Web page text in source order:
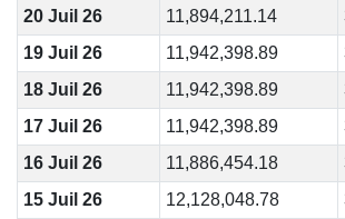
20 Juil 26
11,894,211.14
19 Juil 26
11,942,398.89
18 Juil 26
11,942,398.89
17 Juil 26
11,942,398.89
16 Juil 26
11,886,454.18
15 Juil 26
12,128,048.78